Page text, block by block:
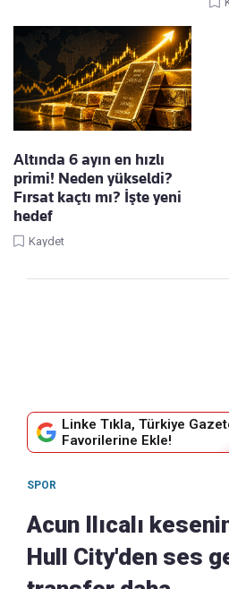
Altında 6 ayın en hızlı
primi! Neden yükseldi?
Fırsat kaçtı mı? İşte yeni
hedef
Kaydet
Linke Tıkla, Türkiye
Favorilerine Ekle!
SPOR
Acun Ilıcalı
Hull City'den ses